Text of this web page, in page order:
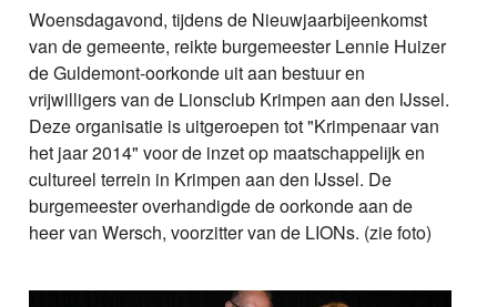
Woensdagavond, tijdens de Nieuwjaarbijeenkomst
van de gemeente, reikte burgemeester Lennie Huizer
de Guldemont-oorkonde uit aan bestuur en
vrijwilligers van de Lionsclub Krimpen aan den IJssel.
Deze organisatie is uitgeroepen tot "Krimpenaar van
het jaar 2014" voor de inzet op maatschappelijk en
cultureel terrein in Krimpen aan den IJssel. De
burgemeester overhandigde de oorkonde aan de
heer van Wersch, voorzitter van de LIONs. (zie foto)